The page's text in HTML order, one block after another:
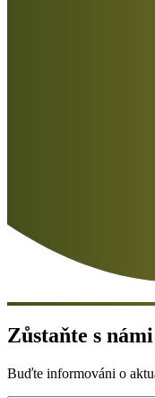
Zůstaňte s
Buďte informováni o